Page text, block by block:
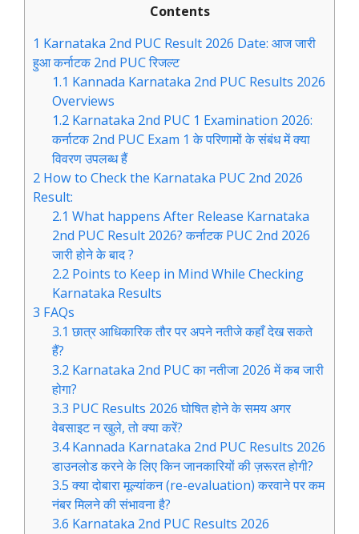
Contents
1 Karnataka 2nd PUC Result 2026 Date: आज जारी
हुआ कर्नाटक 2nd PUC रिजल्ट
1.1 Kannada Karnataka 2nd PUC Results 2026
Overviews
1.2 Karnataka 2nd PUC 1 Examination 2026:
कर्नाटक 2nd PUC Exam 1 के परिणामों के संबंध में क्या
विवरण उपलब्ध हैं
2 How to Check the Karnataka PUC 2nd 2026
Result:
2.1 What happens After Release Karnataka
2nd PUC Result 2026? कर्नाटक PUC 2nd 2026
जारी होने के बाद ?
2.2 Points to Keep in Mind While Checking
Karnataka Results
3 FAQs
3.1 छात्र आधिकारिक तौर पर अपने नतीजे कहाँ देख सकते
हैं?
3.2 Karnataka 2nd PUC का नतीजा 2026 में कब जारी
होगा?
3.3 PUC Results 2026 घोषित होने के समय अगर
वेबसाइट न खुले, तो क्या करें?
3.4Kannada Karnataka 2nd PUC Results 2026
डाउनलोड करने के लिए किन जानकारियों की ज़रूरत होगी?
3.5क्या दोबारा मूल्यांकन (re-evaluation) करवाने पर कम
नंबर मिलने की संभावना है?
3.6 Karnataka 2nd PUC Results 2026